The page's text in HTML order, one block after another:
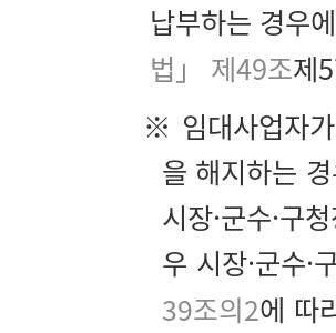
납부하는 경우
법」 제49조제
※ 임대사업자
을 해지하는
시장·군수·구
우 시장·군수·
39조의2에 따